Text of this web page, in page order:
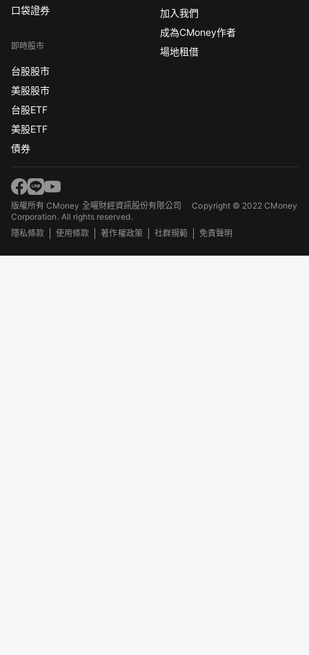
口袋證券
即時股市
台股股市
美股股市
台股ETF
美股ETF
債券
加入我們
成為CMoney作者
場地租借
版權所有 CMoney 全曜財經資訊股份有限公司Copyright © 2022 CMoney
Corporation. All rights reserved.
隱私條款
使用條款 著作權政策 社群規範 免責聲明